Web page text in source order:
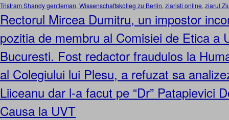
Tristram Shandy gentleman, Wissenschaftskolleg zu Berlin, ziaristi online, ziarul
Rectorul Mircea Dumitru, un impostor
pozitia de membru al Comisiei de Etica a
Bucuresti. Fost redactor fraudulos la
al Colegiului lui Plesu, a refuzat sa
Liiceanu dar l-a facut pe “Dr” Patapievici
Causa la UVT